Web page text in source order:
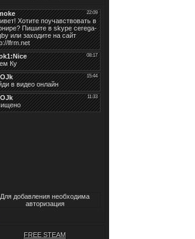
Для добавления необходима
авторизация
FREE STEAM